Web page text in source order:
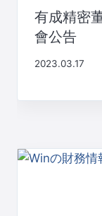
有成精密
會公告
2023.03.17